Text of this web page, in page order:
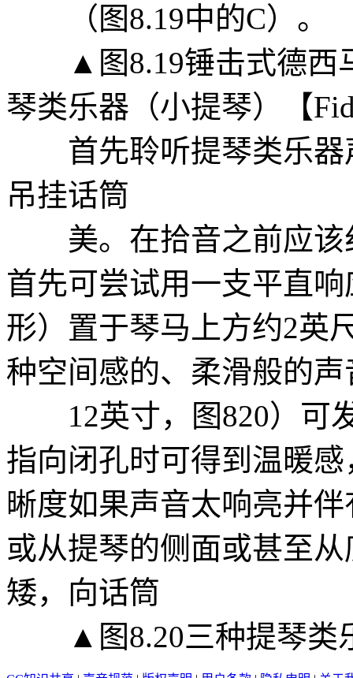
（图8.19中的C）。
▲图8.19锤击式德西马
琴类乐器（小提琴）【
首先聆听提琴类乐器
吊挂话筒
美。在拾音之前应该
首先可尝试用一支平直
形）置于琴马上方约2英
种空间感的、柔滑般的
12英寸，图820）可
指向闭孔时可得到温暖
晰度如果声音太响亮并
或从提琴的侧面或甚至
矮，向话筒
▲图8.20三种提琴类